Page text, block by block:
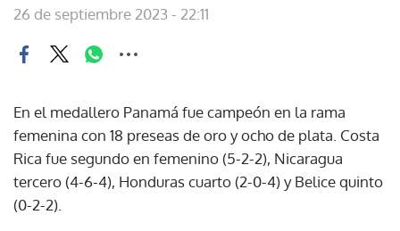
26 de septiembre 2023 - 22:11
En el medallero Panamá fue campeón en la rama
femenina con 18 preseas de oro y ocho de plata. Costa
Rica fue segundo en femenino (5-2-2), Nicaragua
tercero (4-6-4), Honduras cuarto (2-0-4) y Belice quinto
(0-2-2).